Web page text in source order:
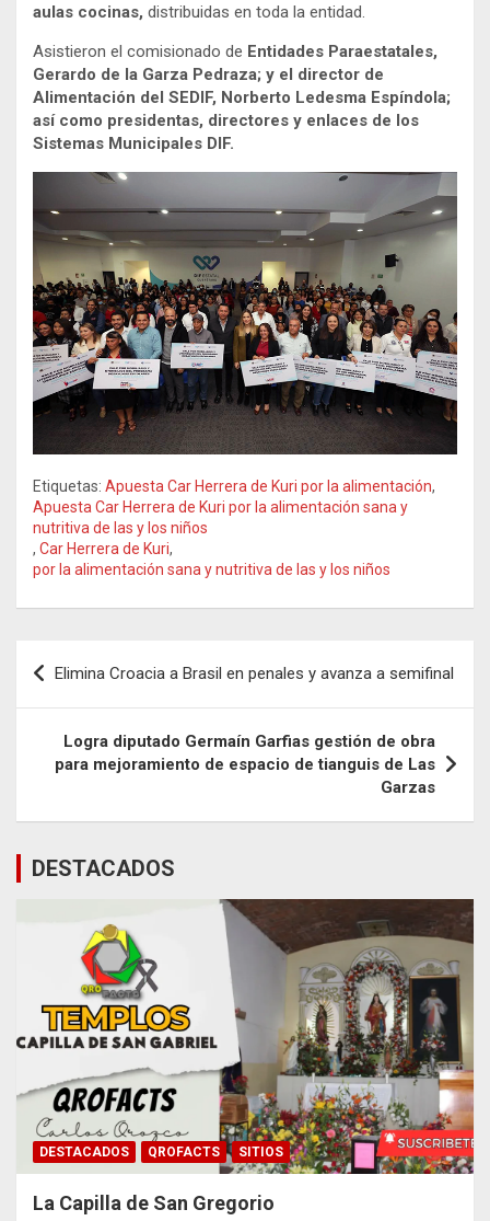
aulas cocinas, distribuidas en toda la entidad.
Asistieron el comisionado de Entidades Paraestatales,
Gerardo de la Garza Pedraza; y el director de
Alimentación del SEDIF, Norberto Ledesma Espíndola;
así como presidentas, directores y enlaces de los
Sistemas Municipales DIF.
Etiquetas: Apuesta Car Herrera de Kuri por la alimentación,
Apuesta Car Herrera de Kuri por la alimentación sana y
nutritiva de las y los niños
, Car Herrera de Kuri,
por la alimentación sana y nutritiva de las y los niños
Navegación
de
entradas
Elimina Croacia a Brasil en penales y avanza a semifinal
Logra diputado Germaín Garfias gestión de obra
para mejoramiento de espacio de tianguis de Las
Garzas
DESTACADOS
DESTACADOS QROFACTS SITIOS
La Capilla de San Gregorio